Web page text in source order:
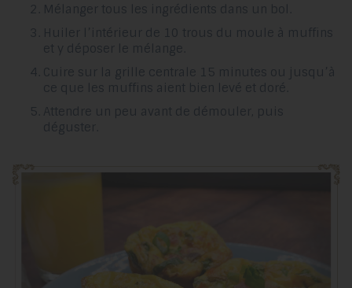
Mélanger tous les ingrédients dans un bol.
Huiler l’intérieur de 10 trous du moule à muffins
et y déposer le mélange.
Cuire sur la grille centrale 15 minutes ou jusqu’à
ce que les muffins aient bien levé et doré.
Attendre un peu avant de démouler, puis
déguster.